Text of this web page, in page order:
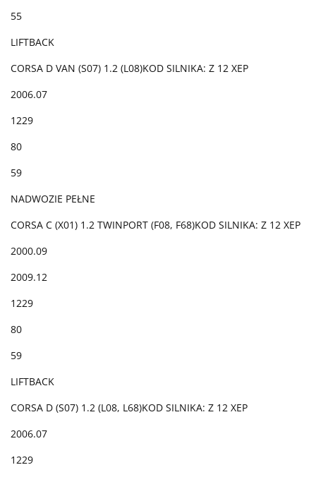
55
LIFTBACK
CORSA D VAN (S07) 1.2 (L08)KOD SILNIKA: Z 12 XEP
2006.07
1229
80
59
NADWOZIE PEŁNE
CORSA C (X01) 1.2 TWINPORT (F08, F68)KOD SILNIKA: Z 12 XEP
2000.09
2009.12
1229
80
59
LIFTBACK
CORSA D (S07) 1.2 (L08, L68)KOD SILNIKA: Z 12 XEP
2006.07
1229